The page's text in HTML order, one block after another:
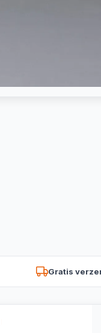
Gratis